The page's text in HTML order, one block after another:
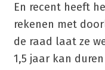
En recent heeft
rekenen met
de raad laat ze
1,5 jaar kan